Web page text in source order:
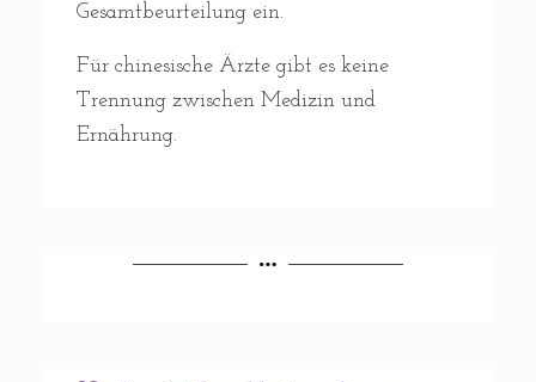
Gesamtbeurteilung ein.
Für chinesische Ärzte gibt es keine
Trennung zwischen Medizin und
Ernährung.